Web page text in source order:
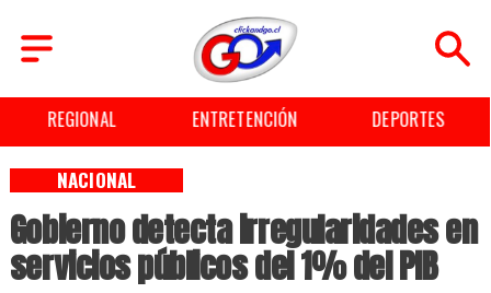
ENTRETENCIÓN DEPORTES CULTURA
Gobierno detecta irregularidades en
servicios públicos del 1% del PIB
NACIONAL